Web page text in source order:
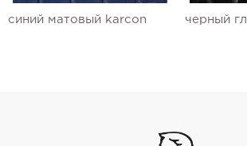
синий матовый karcon черный